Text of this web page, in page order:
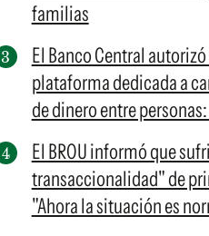
familias
El Banco Central
plataforma dedicada a
de dinero entre
El BROU informó que
transaccionalidad" de
"Ahora la situación es